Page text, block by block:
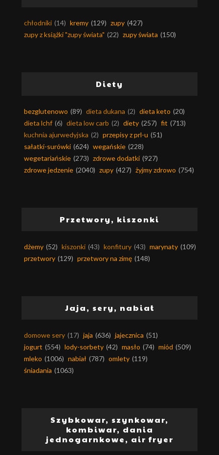
chłodniki (14) kremy (129) zupy (427)
zupy z książki "zupy świata" (22) zupy świata (150)
Diety
bezglutenowo (89) dieta dukana (2) dieta keto (20)
dieta lchf (6) dieta low carb (2) diety (257) fit (713)
kuchnia ajurwedyjska (2) przepisy z prl-u (51)
sałatki-surówki (624) wegańskie (228)
wegetariańskie (273) zdrowe dodatki (927)
zdrowe jedzenie (2040) zupy (427) żyjmy zdrowo (754)
Przetwory, kiszonki
dżemy (52) kiszonki (43) konfitury (43) marynaty (109)
przetwory (129) przetwory na zimę (148)
Jaja, sery, nabiał
domowe sery (17) jaja (636) jajecznica (51)
jogurt (554) lody-sorbety (42) masło (74) miód (509)
mleko (1006) nabiał (787) omlety (119)
śniadania (1063)
Szybkowar, szynkowar,
kombiwar, dania
jednogarnkowe, air fryer